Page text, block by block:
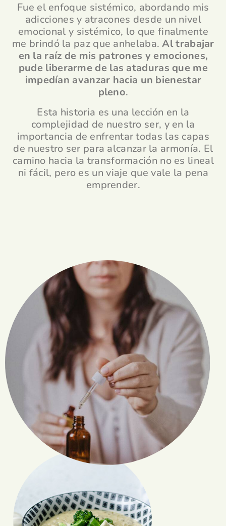
Fue el enfoque sistémico, abordando mis
adicciones y atracones desde un nivel
emocional y sistémico, lo que finalmente
me brindó la paz que anhelaba.Al trabajar
en la raíz de mis patrones y emociones,
pude liberarme de las ataduras que me
impedían avanzar hacia un bienestar
pleno.
Esta historia es una lección en la
complejidad de nuestro ser, y en la
importancia de enfrentar todas las capas
de nuestro ser para alcanzar la armonía. El
camino hacia la transformación no es lineal
ni fácil, pero es un viaje que vale la pena
emprender.